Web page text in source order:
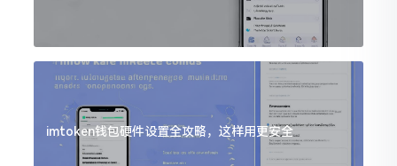
imtoken钱包硬件设置全攻略，这样用更安全